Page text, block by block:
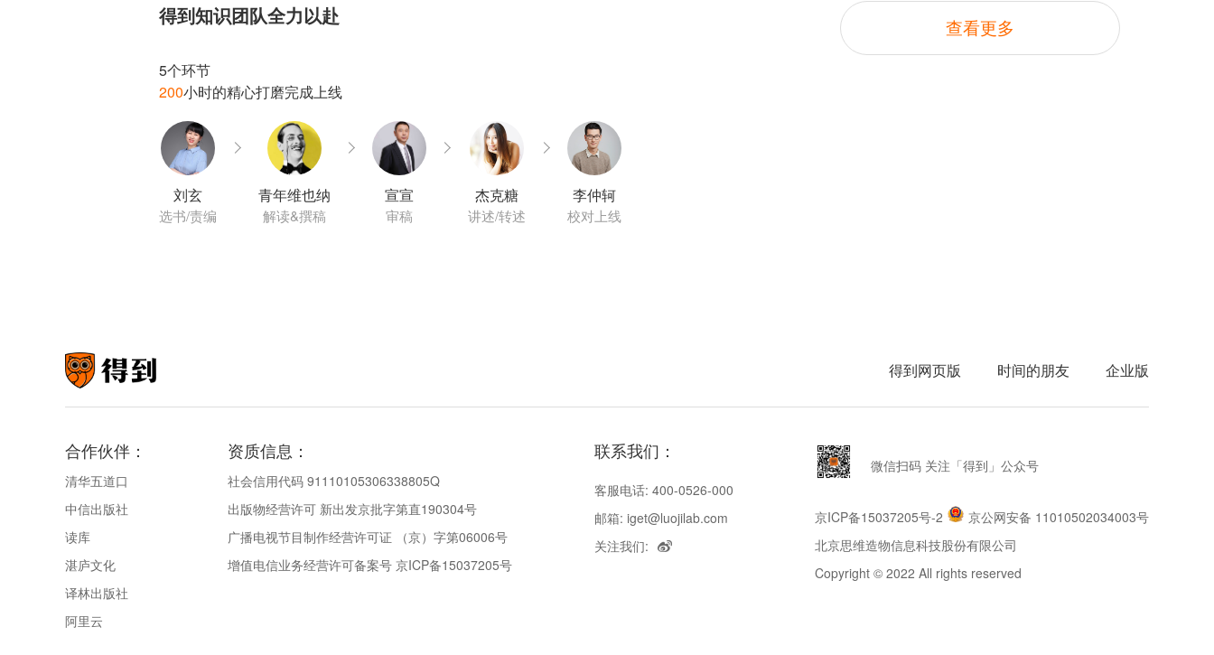
得到知识团队全力以赴
5个环节
200
小时的精心打磨完成上线
刘玄
选书/责编
青年维也纳
解读&撰稿
宣宣
审稿
杰克糖
讲述/转述
李仲轲
校对上线
查看更多
得到网页版 时间的朋友 企业版
合作伙伴：
清华五道口
中信出版社
读库
湛庐文化
译林出版社
阿里云
资质信息：
社会信用代码 91110105306338805Q
出版物经营许可 新出发京批字第直190304号
广播电视节目制作经营许可证 （京）字第06006号
增值电信业务经营许可备案号 京ICP备15037205号
联系我们：
客服电话: 400-0526-000
邮箱: iget@luojilab.com
关注我们:
微信扫码 关注「得到」公众号
京ICP备15037205号-2
京公网安备 11010502034003号
北京思维造物信息科技股份有限公司
Copyright © 2022 All rights reserved